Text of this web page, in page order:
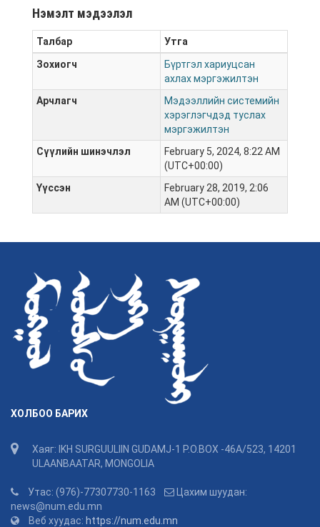
Нэмэлт мэдээлэл
Талбар
Утга
Зохиогч
Бүртгэл хариуцсан
ахлах мэргэжилтэн
Арчлагч
Мэдээллийн системийн
хэрэглэгчдэд туслах
мэргэжилтэн
Сүүлийн шинэчлэл
February 5, 2024, 8:22 AM
(UTC+00:00)
Үүссэн
February 28, 2019, 2:06
AM (UTC+00:00)
ХОЛБОО БАРИХ
Хаяг: IKH SURGUULIIN GUDAMJ-1 P.O.BOX -46A/523, 14201
ULAANBAATAR, MONGOLIA
Утас: (976)-77307730-1163
Цахим шуудан:
news@num.edu.mn
Веб хуудас: https://num.edu.mn